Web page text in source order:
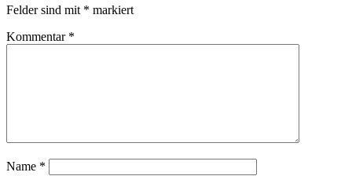
Felder sind mit * markiert
Kommentar *
Name *